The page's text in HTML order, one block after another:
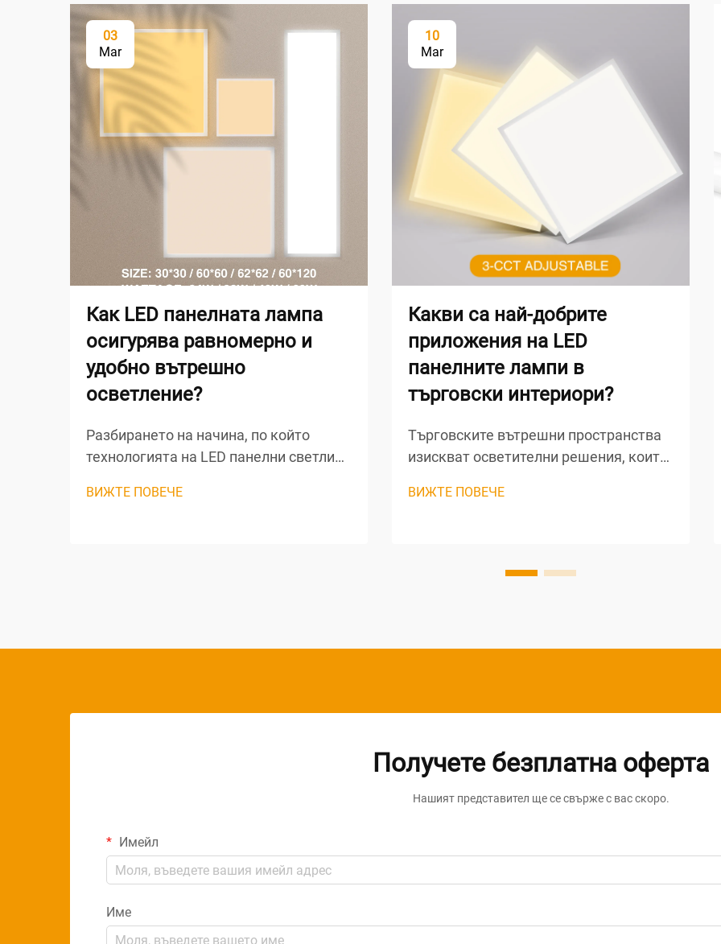
03
Mar
Как LED панелната лампа
осигурява равномерно и
удобно вътрешно
осветление?
Разбирането на начина, по който
технологията на LED панелни светлини
вътрешно осветление, изисква анализ
ВИЖТЕ ПОВЕЧЕ
10
Mar
Какви са най-добрите
приложения на LED
панелните лампи в
търговски интериори?
Търговските вътрешни пространства
изискват осветителни решения, които
равномерно осветление и естетическа
ВИЖТЕ ПОВЕЧЕ
Получете безплатна оферта
Нашият представител ще се свърже с вас скоро.
Имейл
Име